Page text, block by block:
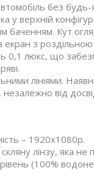
без будь-
у верхній
баченням. Кут
з
0,1 люкс, що
лініями.
незалежно від
– 1920x1080p.
лінзу, яка не
(100%